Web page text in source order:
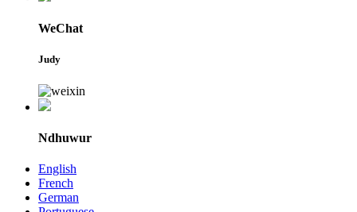
WeChat
Judy
Ndhuwur
English
French
German